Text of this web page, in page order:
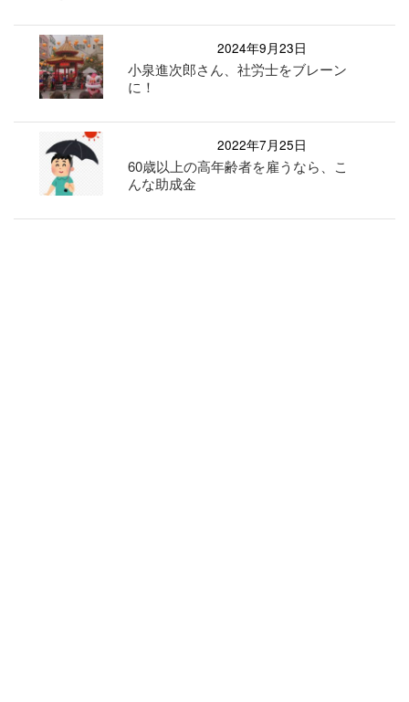
2024年9月23日
小泉進次郎さん、社労士をブレーン
に！
2022年7月25日
60歳以上の高年齢者を雇うなら、こ
んな助成金